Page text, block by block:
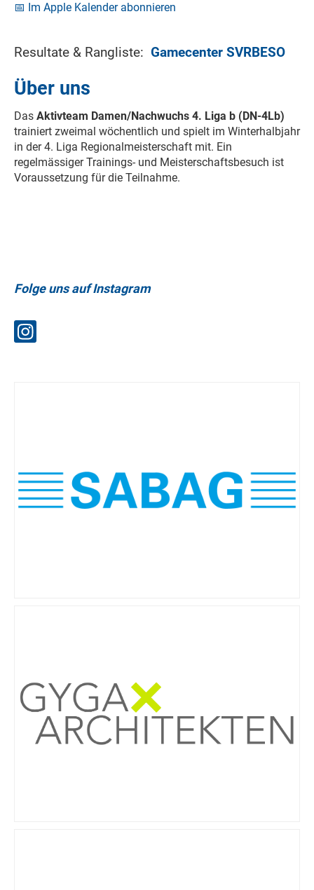
📅 Im Apple Kalender abonnieren
Resultate & Rangliste: Gamecenter SVRBESO
Über uns
Das Aktivteam Damen/Nachwuchs 4. Liga b (DN-4Lb)
trainiert zweimal wöchentlich und spielt im Winterhalbjahr
in der 4. Liga Regionalmeisterschaft mit. Ein
regelmässiger Trainings- und Meisterschaftsbesuch ist
Voraussetzung für die Teilnahme.
Folge uns auf Instagram